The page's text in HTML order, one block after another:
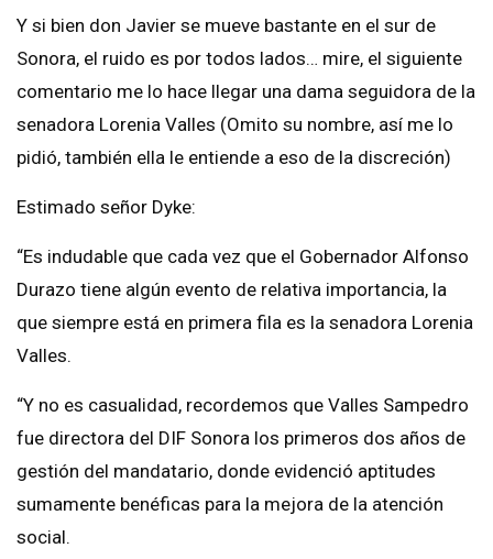
Y si bien don Javier se mueve bastante en el sur de
Sonora, el ruido es por todos lados… mire, el siguiente
comentario me lo hace llegar una dama seguidora de la
senadora Lorenia Valles (Omito su nombre, así me lo
pidió, también ella le entiende a eso de la discreción)
Estimado señor Dyke:
“Es indudable que cada vez que el Gobernador Alfonso
Durazo tiene algún evento de relativa importancia, la
que siempre está en primera fila es la senadora Lorenia
Valles.
“Y no es casualidad, recordemos que Valles Sampedro
fue directora del DIF Sonora los primeros dos años de
gestión del mandatario, donde evidenció aptitudes
sumamente benéficas para la mejora de la atención
social.